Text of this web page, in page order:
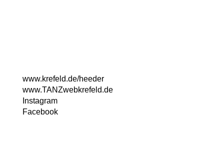
www.krefeld.de/heeder
www.TANZwebkrefeld.de
Instagram
Facebook